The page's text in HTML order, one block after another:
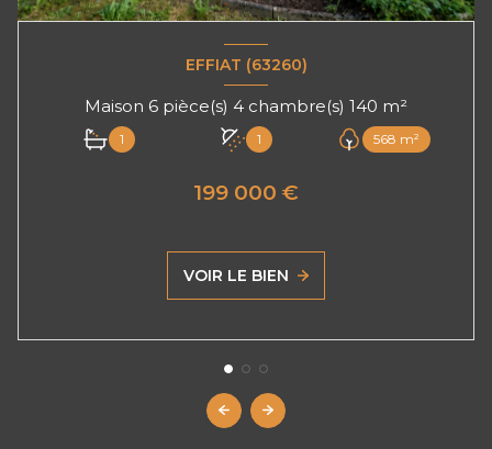
EFFIAT (63260)
Maison 6 pièce(s) 4 chambre(s) 140 m²
1 1 568 m²
199 000 €
VOIR LE BIEN